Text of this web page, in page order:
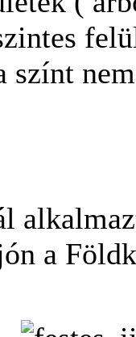
színt
a